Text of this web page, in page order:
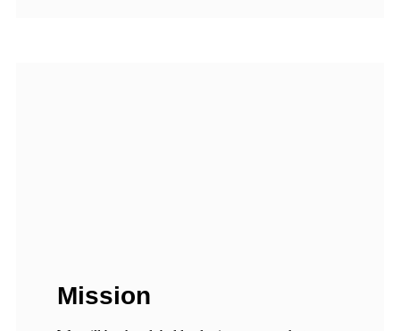
Mission